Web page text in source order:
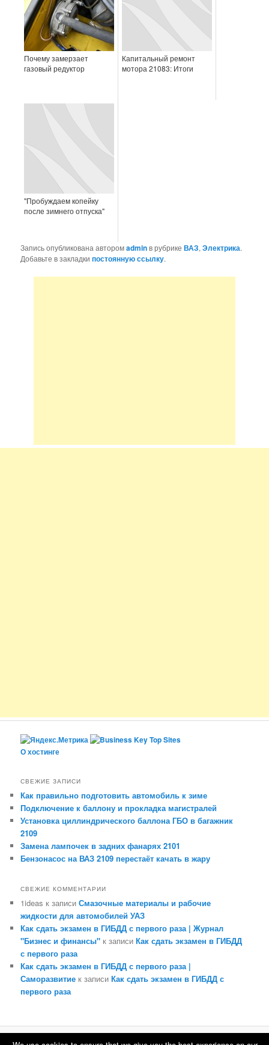
Почему замерзает
газовый редуктор
Капитальный ремонт
мотора 21083: Итоги
"Пробуждаем копейку
после зимнего отпуска"
Запись опубликована авторомadminв рубрикеВАЗ,Электрика.
Добавьте в закладкипостоянную ссылку.
О хостинге
СВЕЖИЕ ЗАПИСИ
Как правильно подготовить автомобиль к зиме
Подключение к баллону и прокладка магистралей
Установка циллиндрического баллона ГБО в багажник
2109
Замена лампочек в задних фанарях 2101
Бензонасос на ВАЗ 2109 перестаёт качать в жару
СВЕЖИЕ КОММЕНТАРИИ
1ideas к записиСмазочные материалы и рабочие
жидкости для автомобилей УАЗ
Как сдать экзамен в ГИБДД с первого раза | Журнал
"Бизнес и финансы" к записиКак сдать экзамен в ГИБДД
с первого раза
Как сдать экзамен в ГИБДД с первого раза |
Саморазвитие к записиКак сдать экзамен в ГИБДД с
первого раза